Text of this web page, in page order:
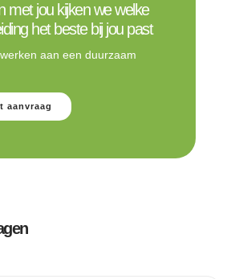
met jou kijken we welke
het beste bij jou past
aan een duurzaam
aanvraag